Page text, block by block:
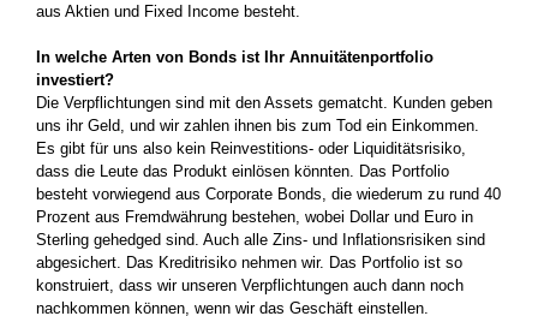
aus Aktien und Fixed Income besteht.
In welche Arten von Bonds ist Ihr Annuitätenportfolio
investiert?
Die Verpflichtungen sind mit den Assets­ gematcht. Kunden geben
uns ihr Geld, und wir zahlen ihnen bis zum Tod ein Einkommen.
Es gibt für uns also kein Reinvestitions- oder Liquiditätsrisiko,
dass die Leute das Produkt einlösen könnten. Das Portfolio
besteht vorwiegend aus Corporate Bonds, die wiederum zu rund 40
Prozent aus Fremdwährung bestehen, wobei Dollar und Euro in
Sterling gehedged sind. Auch alle Zins- und Inflationsrisiken­ sind
abgesichert. Das Kredit­risiko nehmen wir. Das Portfolio ist so
kons­truiert, dass wir unseren Verpflichtungen auch dann noch
nachkommen können, wenn wir das Geschäft einstellen.